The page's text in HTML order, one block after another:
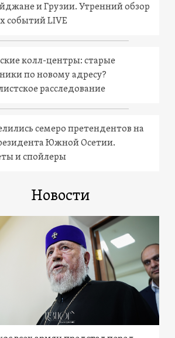
и Грузии. Утренний обзор
событий LIVE
колл-центры: старые
по новому адресу?
расследование
семеро претендентов на
Южной Осетии.
и спойлеры
Новости